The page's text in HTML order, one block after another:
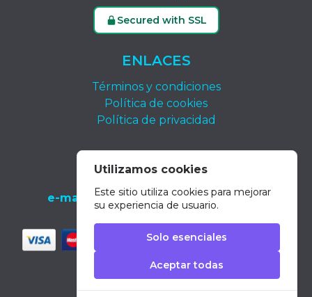
Secured with SSL
ENLACES
Términos y condiciones
Política de cookies
Política de privacidad
CONTACTO
e-mail:
info@dolphin-excursions-gran-
Utilizamos cookies
Este sitio utiliza cookies para mejorar
su experiencia de usuario.
Solo esenciales
Aceptar todas